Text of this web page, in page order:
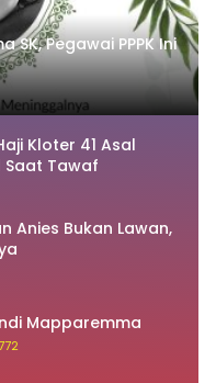
SK, Pegawai PPPK Ini
Kloter 41 Asal
Saat Tawaf
Anies Bukan Lawan,
Mapparemma